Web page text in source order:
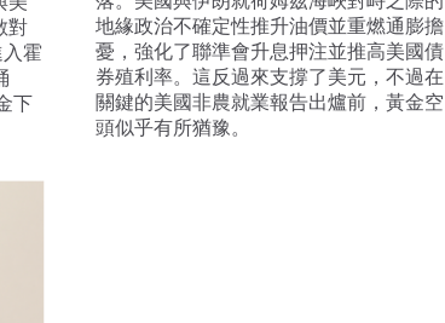
對
霍
下
地緣政治不確定性推升油價並重燃通膨擔
憂，強化了聯準會升息押注並推高美國債
券殖利率。這反過來支撐了美元，不過在
關鍵的美國非農就業報告出爐前，黃金空
頭似乎有所猶豫。